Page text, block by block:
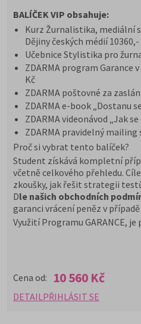
BALÍČEK VIP obsahuje:
Kurz Žurnalistika, mediální
Dějiny českých médií 10360,-
Učebnice Stylistika pro
ZDARMA program Garance
Kč
ZDARMA poštovné za
ZDARMA e-book „Dostanu
ZDARMA videonávod „Jak
ZDARMA pravidelný
Proč si vybrat tento balíček?
Student získává kompletní
včetně celkového přehledu.
zkoušky, jak řešit strategii
Dle našich obchodních
garanci vrácení peněz v
Využití Programu GARANCE,
Cena od: 10 560 Kč
DETAIL PŘIHLÁSIT SE